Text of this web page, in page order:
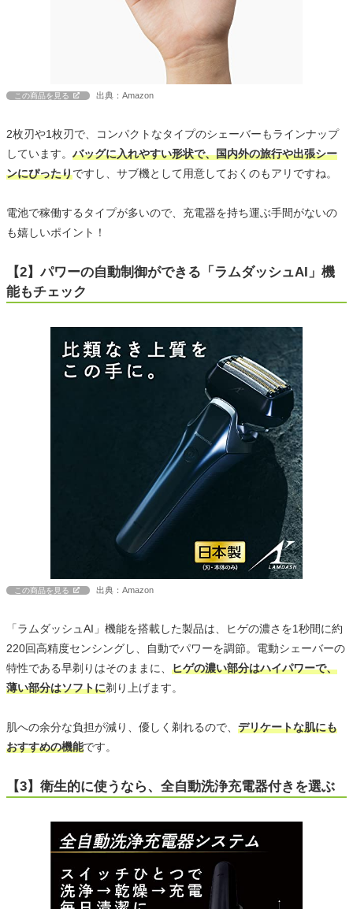
この商品を見る 出典：Amazon
2枚刃や1枚刃で、コンパクトなタイプのシェーバーもラインナップ
しています。 バッグに入れやすい形状で、国内外の旅行や出張シー
ンにぴったりですし、サブ機として用意しておくのもアリですね。
電池で稼働するタイプが多いので、充電器を持ち運ぶ手間がないの
も嬉しいポイント！
【2】パワーの自動制御ができる「ラムダッシュAI」機
能もチェック
この商品を見る 出典：Amazon
「ラムダッシュAI」機能を搭載した製品は、ヒゲの濃さを1秒間に約
220回高精度センシングし、自動でパワーを調節。電動シェーバーの
特性である早剃りはそのままに、 ヒゲの濃い部分はハイパワーで、
薄い部分はソフトに剃り上げます。
肌への余分な負担が減り、優しく剃れるので、 デリケートな肌にも
おすすめの機能です。
【3】衛生的に使うなら、全自動洗浄充電器付きを選ぶ